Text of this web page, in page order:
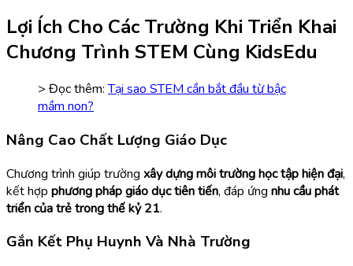
Lợi Ích Cho Các Trường Khi Triển Khai
Chương Trình STEM Cùng KidsEdu
> Đọc thêm:Tại sao STEM cần bắt đầu từ bậc
mầm non?
Nâng Cao Chất Lượng Giáo Dục
Chương trình giúp trường xây dựng môi trường học tập hiện đại,
kết hợp phương pháp giáo dục tiên tiến, đáp ứng nhu cầu phát
triển của trẻ trong thế kỷ 21.
Gắn Kết Phụ Huynh Và Nhà Trường